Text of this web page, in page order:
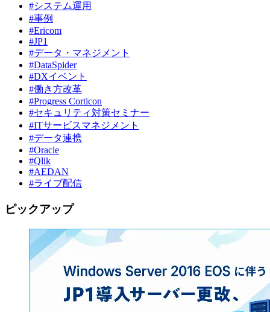
#システム運用
#事例
#Ericom
#JP1
#データ・マネジメント
#DataSpider
#DXイベント
#働き方改革
#Progress Corticon
#セキュリティ対策セミナー
#ITサービスマネジメント
#データ連携
#Oracle
#Qlik
#AEDAN
#ライブ配信
ピックアップ